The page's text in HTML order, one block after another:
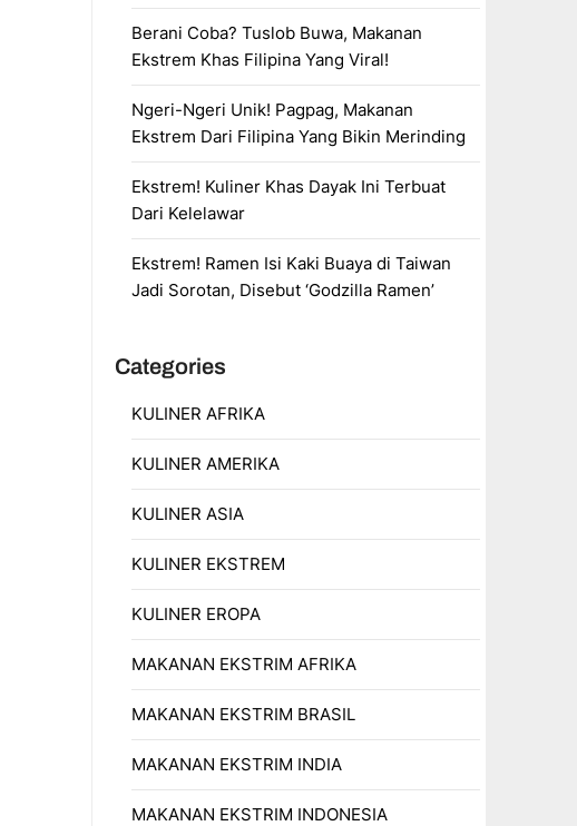
Berani Coba? Tuslob Buwa, Makanan
Ekstrem Khas Filipina Yang Viral!
Ngeri-Ngeri Unik! Pagpag, Makanan
Ekstrem Dari Filipina Yang Bikin Merinding
Ekstrem! Kuliner Khas Dayak Ini Terbuat
Dari Kelelawar
Ekstrem! Ramen Isi Kaki Buaya di Taiwan
Jadi Sorotan, Disebut ‘Godzilla Ramen’
Categories
KULINER AFRIKA
KULINER AMERIKA
KULINER ASIA
KULINER EKSTREM
KULINER EROPA
MAKANAN EKSTRIM AFRIKA
MAKANAN EKSTRIM BRASIL
MAKANAN EKSTRIM INDIA
MAKANAN EKSTRIM INDONESIA